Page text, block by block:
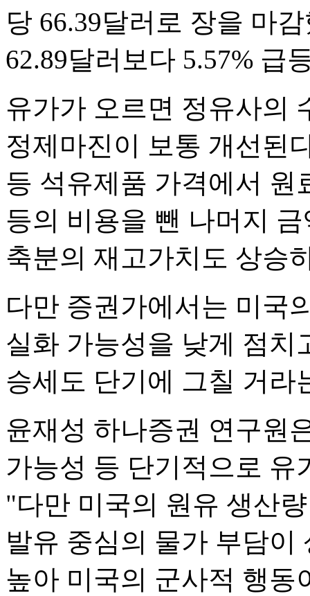
당 66.39달러로 장을 마
62.89달러보다 5.57% 급
유가가 오르면 정유사의
정제마진이 보통 개선된
등 석유제품 가격에서 원
등의 비용을 뺀 나머지
축분의 재고가치도 상승
다만 증권가에서는 미국
실화 가능성을 낮게 점치
승세도 단기에 그칠 거라
윤재성 하나증권 연구원
가능성 등 단기적으로
"다만 미국의 원유 생산
발유 중심의 물가 부담
높아 미국의 군사적 행동